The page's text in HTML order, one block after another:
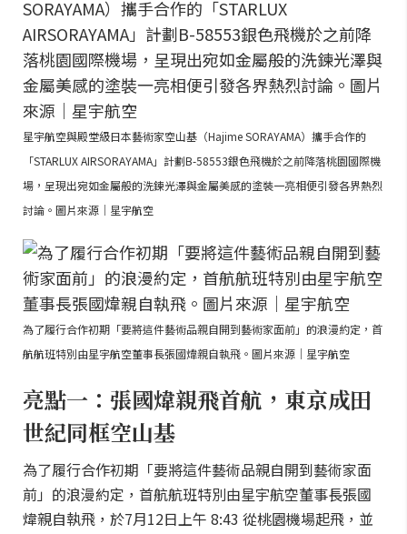
星宇航空與殿堂級日本藝術家空山基（Hajime SORAYAMA）攜手合作的
「STARLUX AIRSORAYAMA」計劃B-58553銀色飛機於之前降落桃園國際機
場，呈現出宛如金屬般的洗鍊光澤與金屬美感的塗裝一亮相便引發各界熱烈
討論。圖片來源｜星宇航空
為了履行合作初期「要將這件藝術品親自開到藝術家面前」的浪漫約定，首
航航班特別由星宇航空董事長張國煒親自執飛。圖片來源｜星宇航空
亮點一：張國煒親飛首航，東京成田
世紀同框空山基
為了履行合作初期「要將這件藝術品親自開到藝術家面
前」的浪漫約定，首航航班特別由星宇航空董事長張國
煒親自執飛，於7月12日上午 8:43 從桃園機場起飛，並